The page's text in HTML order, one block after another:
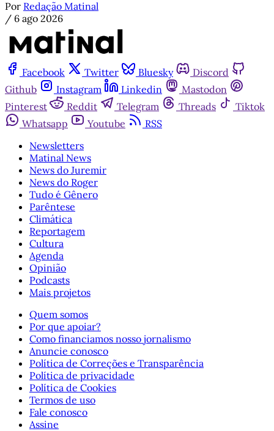
Por Redação Matinal
/ 6 ago 2026
Facebook Twitter Bluesky
Discord
Github
Instagram Linkedin
Mastodon
Pinterest
Reddit Telegram Threads
Tiktok
Whatsapp
Youtube
RSS
Newsletters
Matinal News
News do Juremir
News do Roger
Tudo é Gênero
Parêntese
Climática
Reportagem
Cultura
Agenda
Opinião
Podcasts
Mais projetos
Quem somos
Por que apoiar?
Como financiamos nosso jornalismo
Anuncie conosco
Política de Correções e Transparência
Política de privacidade
Política de Cookies
Termos de uso
Fale conosco
Assine